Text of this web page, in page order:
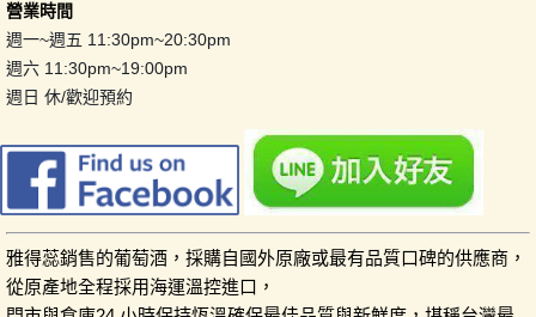
營業時間
週一~週五 11:30pm~20:30pm
週六 11:30pm~19:00pm
週日 休/歡迎預約
雅得蕊銷售的葡萄酒，採購自國外原廠或最有品質口碑的供應商，
從原產地全程採用海運溫控進口，